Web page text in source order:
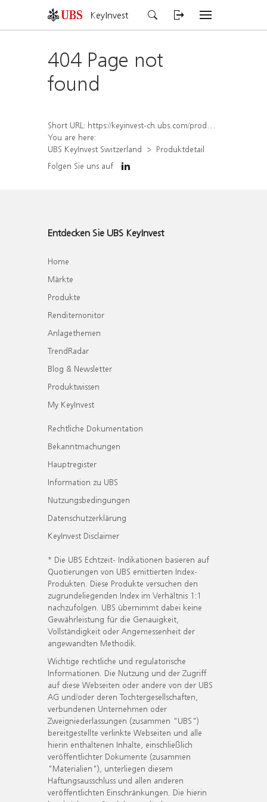
KeyInvest
404 Page not
found
Short URL: https://keyinvest-ch.ubs.com/produkt/detail/index/isin/CH1564672306
You are here:
UBS KeyInvest Switzerland
Produktdetail
Folgen Sie uns auf
Entdecken Sie UBS KeyInvest
Home
Märkte
Produkte
Renditemonitor
Anlagethemen
TrendRadar
Blog & Newsletter
Produktwissen
My KeyInvest
Rechtliche Dokumentation
Bekanntmachungen
Hauptregister
Information zu UBS
Nutzungsbedingungen
Datenschutzerklärung
KeyInvest Disclaimer
* Die UBS Echtzeit- Indikationen basieren auf
Quotierungen von UBS emittierten Index-
Produkten. Diese Produkte versuchen den
zugrundeliegenden Index im Verhältnis 1:1
nachzufolgen. UBS übernimmt dabei keine
Gewährleistung für die Genauigkeit,
Vollständigkeit oder Angemessenheit der
angewandten Methodik.
Wichtige rechtliche und regulatorische
Informationen. Die Nutzung und der Zugriff
auf diese Webseiten oder andere von der UBS
AG und/oder deren Tochtergesellschaften,
verbundenen Unternehmen oder
Zweigniederlassungen (zusammen "UBS")
bereitgestellte verlinkte Webseiten und alle
hierin enthaltenen Inhalte, einschließlich
veröffentlichter Dokumente (zusammen
"Materialien"), unterliegen diesem
Haftungsausschluss und allen anderen
veröffentlichten Einschränkungen. Die hierin